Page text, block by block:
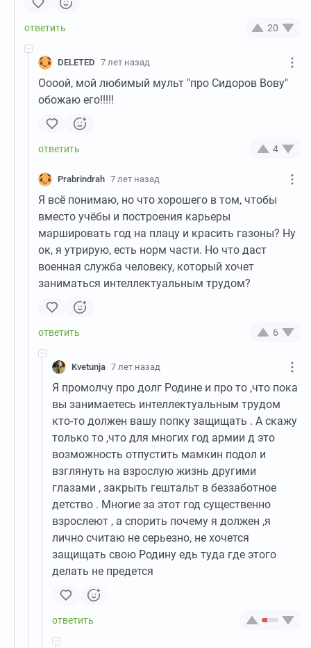
20
DELETED 7 лет назад
Оооой, мой любимый мульт "про Сидоров Вову"
обожаю его!!!!!
4
Prabrindrah 7 лет назад
Я всё понимаю, но что хорошего в том, чтобы
вместо учёбы и построения карьеры
маршировать год на плацу и красить газоны? Ну
ок, я утрирую, есть норм части. Но что даст
военная служба человеку, который хочет
заниматься интеллектуальным трудом?
6
Kvetunja 7 лет назад
Я промолчу про долг Родине и про то ,что пока
вы занимаетесь интеллектуальным трудом
кто-то должен вашу попку защищать . А скажу
только то ,что для многих год армии д это
возможность отпустить мамкин подол и
взглянуть на взрослую жизнь другими
глазами , закрыть гештальт в беззаботное
детство . Многие за этот год существенно
взрослеют , а спорить почему я должен ,я
лично считаю не серьезно, не хочется
защищать свою Родину едь туда где этого
делать не предется